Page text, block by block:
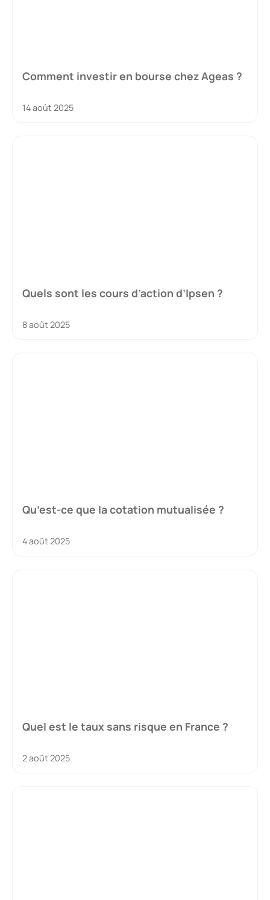
Comment investir en bourse chez Ageas ?
14 août 2025
Quels sont les cours d’action d’Ipsen ?
8 août 2025
Qu’est-ce que la cotation mutualisée ?
4 août 2025
Quel est le taux sans risque en France ?
2 août 2025